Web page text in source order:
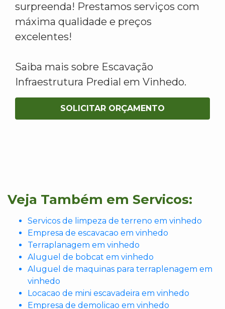
surpreenda! Prestamos serviços com
máxima qualidade e preços
excelentes!
Saiba mais sobre Escavação
Infraestrutura Predial em Vinhedo.
SOLICITAR ORÇAMENTO
Veja Também em Servicos:
Servicos de limpeza de terreno em vinhedo
Empresa de escavacao em vinhedo
Terraplanagem em vinhedo
Aluguel de bobcat em vinhedo
Aluguel de maquinas para terraplenagem em
vinhedo
Locacao de mini escavadeira em vinhedo
Empresa de demolicao em vinhedo